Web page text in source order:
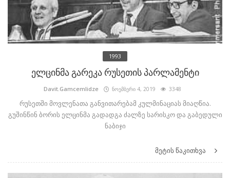
1993
ელცინმა გარეკა რუსეთის პარლამენტი
Davit.Gamcemlidze ნოემბერი 4, 2019 3348
რუსეთში მოვლენათა განვითარებამ კულმინაციას მიაღწია.
გუშინწინ ბორის ელცინმა გადადგა ძალზე სარისკო და გაბედული
ნაბიჯი
მეტის წაკითხვა